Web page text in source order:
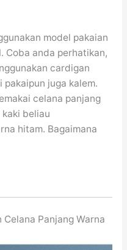
model pakaian
Coba anda perhatikan,
cardigan
pakaipun juga kalem.
celana panjang
beliau
hitam. Bagaimana
Panjang Warna